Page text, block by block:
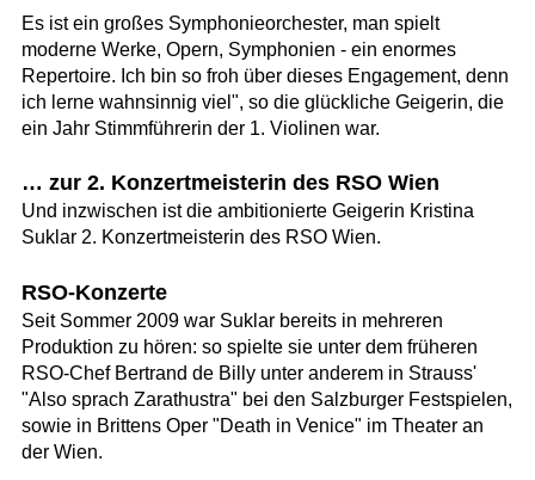
Es ist ein großes Symphonieorchester, man spielt
moderne Werke, Opern, Symphonien - ein enormes
Repertoire. Ich bin so froh über dieses Engagement, denn
ich lerne wahnsinnig viel", so die glückliche Geigerin, die
ein Jahr Stimmführerin der 1. Violinen war.
… zur 2. Konzertmeisterin des RSO Wien
Und inzwischen ist die ambitionierte Geigerin Kristina
Suklar 2. Konzertmeisterin des RSO Wien.
RSO-Konzerte
Seit Sommer 2009 war Suklar bereits in mehreren
Produktion zu hören: so spielte sie unter dem früheren
RSO-Chef Bertrand de Billy unter anderem in Strauss'
"Also sprach Zarathustra" bei den Salzburger Festspielen,
sowie in Brittens Oper "Death in Venice" im Theater an
der Wien.